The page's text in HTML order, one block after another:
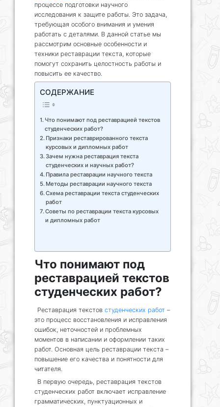
процессе подготовки научного
исследования к защите работы. Это задача,
требующая особого внимания и умения
работать с деталями. В данной статье мы
рассмотрим основные особенности и
техники реставрации текста, которые
помогут сохранить целостность работы и
повысить ее качество.
СОДЕРЖАНИЕ
Что понимают под реставрацией текстов
студенческих работ?
Признаки реставрированного текста
курсовых и дипломных работ
Зачем нужна реставрация текста
студенческих и научных работ?
Правила реставрации научного текста
Методы реставрации научного текста
Схема реставрации текста студенческих
работ
Советы по реставрации текста курсовых
и дипломных работ
Что понимают под
реставрацией текстов
студенческих работ?
Реставрация текстов студенческих работ –
это процесс восстановления и исправления
ошибок, неточностей и проблемных
моментов в написании и оформлении таких
работ. Основная цель реставрации текста –
повышение его качества и понятности для
читателя.
В первую очередь, реставрация текстов
студенческих работ включает исправление
грамматических, пунктуационных и